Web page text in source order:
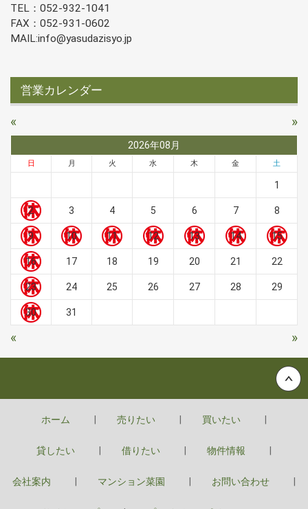
TEL：052-932-1041
FAX：052-931-0602
MAIL:info@yasudazisyo.jp
営業カレンダー
« »
2026年08月
日 月 火 水 木 金 土
1
2 3 4 5 6 7 8
9 10 11 12 13 14 15
16 17 18 19 20 21 22
23 24 25 26 27 28 29
30 31
« »
ホーム 売りたい 買いたい
貸したい 借りたい 物件情報
会社案内 マンション菜園 お問い合わせ